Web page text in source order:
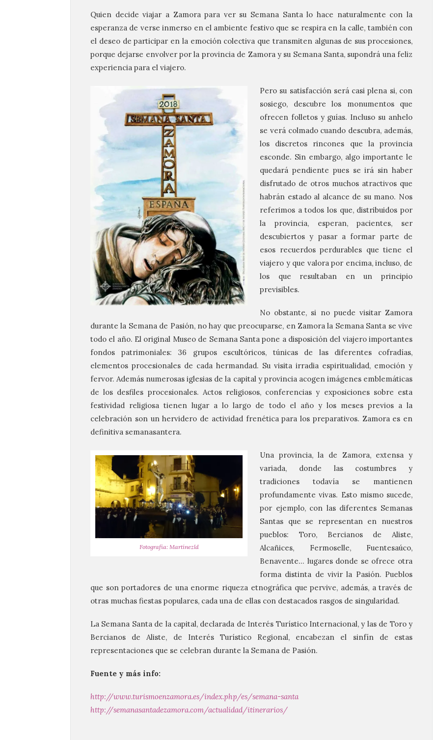
Quien decide viajar a Zamora para ver su Semana Santa lo hace naturalmente con la
esperanza de verse inmerso en el ambiente festivo que se respira en la calle, también con
el deseo de participar en la emoción colectiva que transmiten algunas de sus procesiones,
porque dejarse envolver por la provincia de Zamora y su Semana Santa, supondrá una feliz
experiencia para el viajero.
Pero su satisfacción será casi plena si, con
sosiego, descubre los monumentos que
ofrecen folletos y guías. Incluso su anhelo
se verá colmado cuando descubra, además,
los discretos rincones que la provincia
esconde. Sin embargo, algo importante le
quedará pendiente pues se irá sin haber
disfrutado de otros muchos atractivos que
habrán estado al alcance de su mano. Nos
referimos a todos los que, distribuidos por
la provincia, esperan, pacientes, ser
descubiertos y pasar a formar parte de
esos recuerdos perdurables que tiene el
viajero y que valora por encima, incluso, de
los que resultaban en un principio
previsibles.
No obstante, si no puede visitar Zamora
durante la Semana de Pasión, no hay que preocuparse, en Zamora la Semana Santa se vive
todo el año. El original Museo de Semana Santa pone a disposición del viajero importantes
fondos patrimoniales: 36 grupos escultóricos, túnicas de las diferentes cofradías,
elementos procesionales de cada hermandad. Su visita irradia espiritualidad, emoción y
fervor. Además numerosas iglesias de la capital y provincia acogen imágenes emblemáticas
de los desfiles procesionales. Actos religiosos, conferencias y exposiciones sobre esta
festividad religiosa tienen lugar a lo largo de todo el año y los meses previos a la
celebración son un hervidero de actividad frenética para los preparativos. Zamora es en
definitiva semanasantera.
Fotografía: Martínezld
Una provincia, la de Zamora, extensa y
variada, donde las costumbres y
tradiciones todavía se mantienen
profundamente vivas. Esto mismo sucede,
por ejemplo, con las diferentes Semanas
Santas que se representan en nuestros
pueblos: Toro, Bercianos de Aliste,
Alcañices, Fermoselle, Fuentesaúco,
Benavente… lugares donde se ofrece otra
forma distinta de vivir la Pasión. Pueblos
que son portadores de una enorme riqueza etnográfica que pervive, además, a través de
otras muchas fiestas populares, cada una de ellas con destacados rasgos de singularidad.
La Semana Santa de la capital, declarada de Interés Turístico Internacional, y las de Toro y
Bercianos de Aliste, de Interés Turístico Regional, encabezan el sinfín de estas
representaciones que se celebran durante la Semana de Pasión.
Fuente y más info:
http://www.turismoenzamora.es/index.php/es/semana-santa
http://semanasantadezamora.com/actualidad/itinerarios/